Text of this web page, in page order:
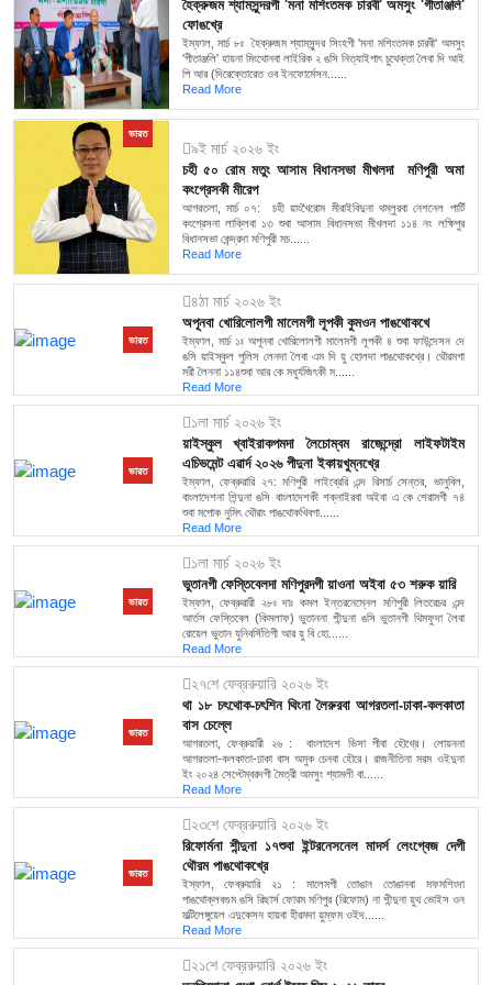
হৈক্রুজম শ্যামসুন্দরগী 'মনা মশিংতমক চারবী' অমসুং 'গীতাঞ্জলি'
ফোঙখ্রে
ইম্ফাল, মার্চ ৮ঃ হৈক্রুজম শ্যামসুন্দর সিংহগী 'মনা মশিংতমক চারবী' অমসুং
'গীতাঞ্জলি' হায়না মিংথোনবা লাইরিক ২ ঙসি নিত্যাইপাৎ চুথেক্তা লৈবা দি আই
পি আর (দিরেক্তোরেত ওব ইনফোর্মেসন......
Read More
ভারত
৯ই মার্চ ২০২৬ ইং
চহী ৫০ রোম মতুং আসাম বিধানসভা মীখলদা মণিপুরী অমা
কংগ্রেসকী মীরেপ
আগরতলা, মার্চ ০৭: চহী য়াংখৈরোম মীরাইবিদুনা থম্লুরবা নেশনেল পার্টি
কংগ্রেসনা লাক্লিবা ১৩ শুবা আসাম বিধানসভা মীখলদা ১১৪ নং লক্ষিপুর
বিধানসভা কেন্দ্রদা মণিপুরী মচ......
Read More
ভারত
৪ঠা মার্চ ২০২৬ ইং
অপূনবা খোরিলোলগী মালেমগী লূপকী কুমওন পাঙথোকখে
ইম্ফাল, মার্চ ১ঃ অপূনবা খোরিলোলগী মালেমগী লূপকী ৪ শুবা ফাউন্দেসন দে
ঙসি য়াইস্কুল পুলিস লেনদা লৈবা এম দি য়ু হোলদা পাঙথোকখ্রে। থৌরমগা
মরী লৈননা ১১৪শুবা আর কে মধুর্যজিৎকী ম......
Read More
ভারত
১লা মার্চ ২০২৬ ইং
য়াইস্কুল খ্বাইরাকপমদা লৈচোম্বম রাজেন্দ্রো লাইফটাইম
এচিভমেন্ট এৱার্দ ২০২৬ পীদুনা ইকায়খুম্নখ্রে
ইম্ফাল, ফেব্রুৱারি ২৭: মণিপুরী লাইব্রেরি এন্দ রিসার্চ সেন্তর, ভানুবিল,
বাংলাদেশনা শিন্দুনা ঙসি বাংলাদেশকী শক্নাইরবা অইবা এ কে শেরামগী ৭৪
শুবা মপোক নুমিৎ থৌরাং পাঙথোকখিবগা......
Read More
ভারত
১লা মার্চ ২০২৬ ইং
ভুতানগী ফেস্তিবেলদা মণিপুরদগী য়াওনা অইবা ৫৩ শরুক য়ারি
ইম্ফাল, ফেব্রুৱারী ২৮ঃ দাঃ কমল ইন্তরনেম্নেল মণিপুরী লিতরেচর এন্দ
আর্তস ফেস্তিবেল (কিমলাফ) ভুতাননা শীন্দুনা ঙসি ভুতানগী থিমফুদা লৈবা
রোয়েল ভুতান যুনিবর্সিতিগী আর য়ু বি হো......
Read More
ভারত
২৭শে ফেব্ররুয়ারি ২০২৬ ইং
থা ১৮ চৎথোক-চৎশিন থিংনা লৈরুরবা আগরতলা-ঢাকা-কলকাতা
বাস চেল্লে
আগরতলা, ফেব্রুয়ারী ২৬ : বাংলাদেশ ভিসা পীবা হৌখ্রে। লোয়ননা
আগরতলা-কলকাতা-ঢাকা বাস অমুক চেনবা হৌরে। রাজনীতিনা মরম ওইদুনা
ইং ২০২৪ সেপ্টেম্বরদগী মৈত্রী অমসুং শ্যামলী বা......
Read More
ভারত
২৩শে ফেব্ররুয়ারি ২০২৬ ইং
রিফোর্মনা শীন্দুনা ১৭শুবা ইন্টরনেসনেল মাদর্স লেংগ্বেজ দেগী
থৌরম পাঙথোকখ্রে
ইস্ফাল, ফেব্রুয়ারি ২১ : মালেমগী তোঙান তোঙানবা মফমশিংদা
পাঙথোক্লবগুম ঙসি রিছার্স ফোরম মণিপুর (রিফোম) না শীন্দুনা য়ুথ ভোইস ওন
মল্টিলেঙ্গুয়েল এদুকেসন হায়বা হীরমদা য়ুম্ফম ওইদ......
Read More
২১শে ফেব্ররুয়ারি ২০২৬ ইং